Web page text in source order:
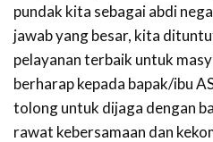
pundak kita sebagai abdi
jawab yang besar, kita
pelayanan terbaik untuk
berharap kepada bapak/ibu
tolong untuk dijaga dengan
rawat kebersamaan dan